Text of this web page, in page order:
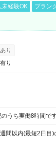
未経験OK
ブラン
り
り
※表記のうち実働8時間で
間以内(最短2日目)